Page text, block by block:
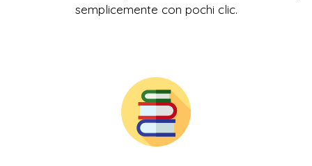
semplicemente con pochi clic.